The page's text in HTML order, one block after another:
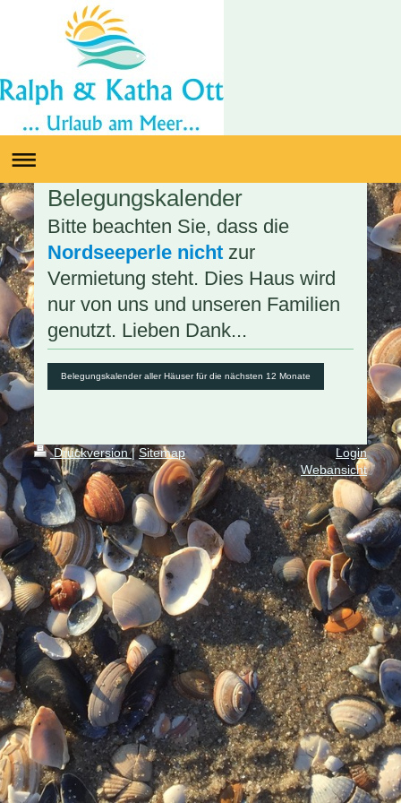
Belegungskalender
Bitte beachten Sie, dass die
Nordseeperle nicht zur
Vermietung steht. Dies Haus wird
nur von uns und unseren Familien
genutzt. Lieben Dank...
Belegungskalender aller Häuser für die nächsten 12 Monate
Druckversion| Sitemap
Login
Webansicht